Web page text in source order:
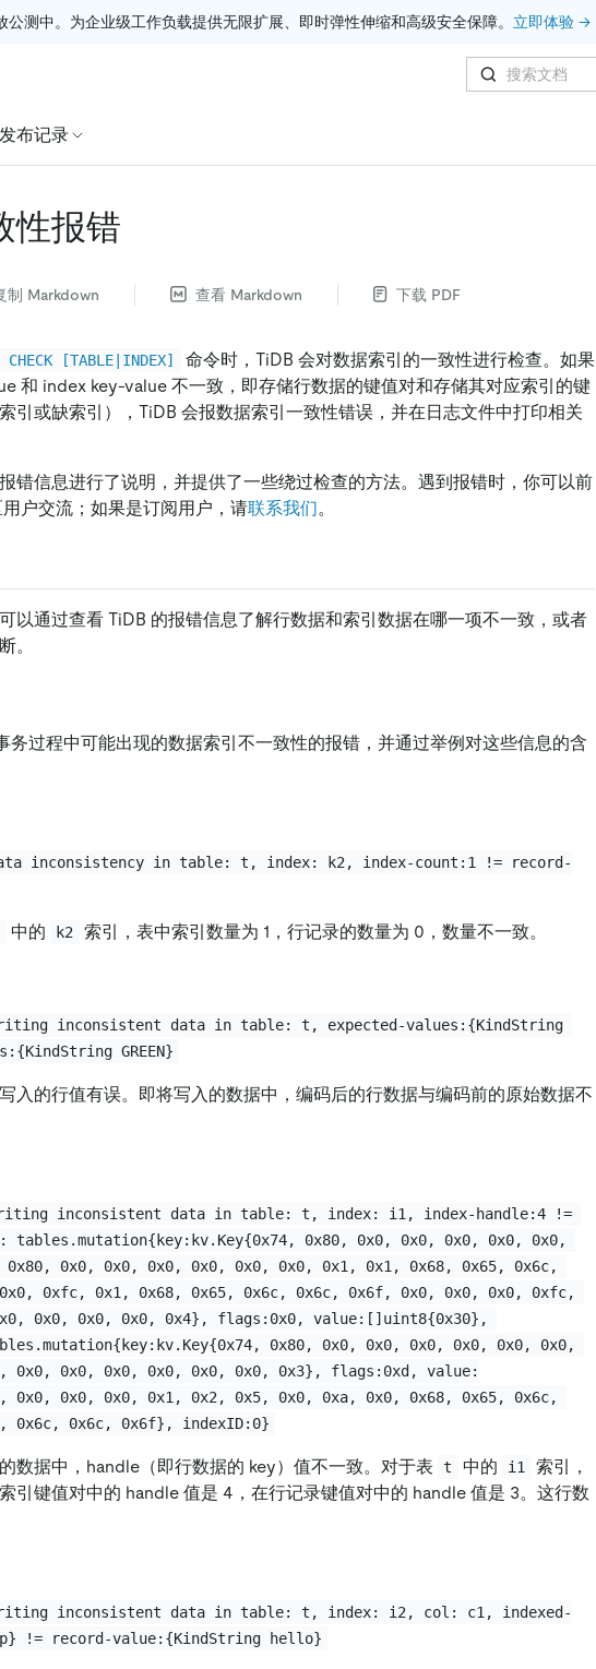
公测中。为企业级工作负载提供无限扩展、即时弹性伸缩和高级安全保障。 立即体验 →
发布记录
性报错
制 Markdown 查看 Markdown 下载 PDF
CHECK [TABLE|INDEX]
命令时，TiDB 会对数据索引的一致性进行检查。如果
和 index key-value 不一致，即存储行数据的键值对和存储其对应索引的键
引或缺索引），TiDB 会报数据索引一致性错误，并在日志文件中打印相关
错信息进行了说明，并提供了一些绕过检查的方法。遇到报错时，你可以前
用户交流；如果是订阅用户，请联系我们。
以通过查看 TiDB 的报错信息了解行数据和索引数据在哪一项不一致，或者
。
务过程中可能出现的数据索引不一致性的报错，并通过举例对这些信息的含
data inconsistency in table: t, index: k2, index-count:1 != record-
中的 k2 索引，表中索引数量为 1，行记录的数量为 0，数量不一致。
writing inconsistent data in table: t, expected-values:{KindString
GREEN}
入的行值有误。即将写入的数据中，编码后的行数据与编码前的原始数据不
writing inconsistent data in table: t, index: i1, index-handle:4 !=
tables.mutation{key:kv.Key{0x74, 0x80, 0x0, 0x0, 0x0, 0x0, 0x0,
0x0, 0x0, 0x0, 0x0, 0x0, 0x0, 0x1, 0x1, 0x68, 0x65, 0x6c,
0xfc, 0x1, 0x68, 0x65, 0x6c, 0x6c, 0x6f, 0x0, 0x0, 0x0, 0xfc,
0x0, 0x0, 0x0, 0x4}, flags:0x0, value:[]uint8{0x30},
0x80, 0x0, 0x0, 0x0, 0x0, 0x0, 0x0,
0x0, 0x0, 0x0, 0x0, 0x0, 0x0, 0x3}, flags:0xd, value:
0x0, 0x0, 0x0, 0x1, 0x2, 0x5, 0x0, 0xa, 0x0, 0x68, 0x65, 0x6c,
0x6c, 0x6c, 0x6f}, indexID:0}
数据中，handle（即行数据的 key）值不一致。对于表 t 中的 i1
索引，
引键值对中的 handle 值是 4，在行记录键值对中的 handle 值是 3。这行数
writing inconsistent data in table: t, index: i2, col: c1, indexed-
!= record-value:{KindString hello}